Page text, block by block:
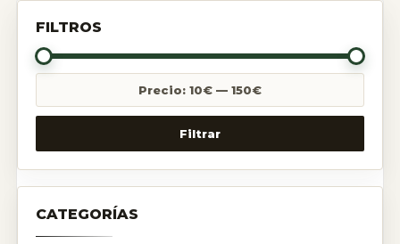
FILTROS
Filtrar
Precio: 10€ — 150€
CATEGORÍAS